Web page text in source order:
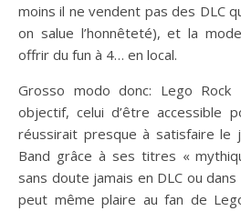
moins il ne vendent pas des DLC
on salue l’honnêteté), et la
offrir du fun à 4… en local.
Grosso modo donc: Lego
objectif, celui d’être accessible
réussirait presque à satisfaire le
Band grâce à ses titres «
sans doute jamais en DLC ou
peut même plaire au fan de